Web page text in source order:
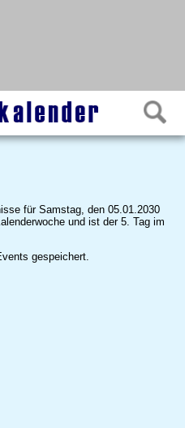
für Samstag, den 05.01.2030
und ist der 5. Tag im
gespeichert.